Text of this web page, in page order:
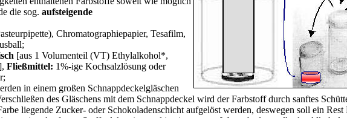
die sog. aufsteigende
Chromatographiepapier, Tesafilm,
[aus 1 Volumenteil (VT) Ethylalkohol*,
Fließmittel: 1%-ige Kochsalzlösung oder
in einem großen Schnappdeckelgläschen
des Gläschens mit dem Schnappdeckel wird der Farbstoff durch sanftes
liegende Zucker- oder Schokoladenschicht aufgelöst werden, deswegen soll ein Rest